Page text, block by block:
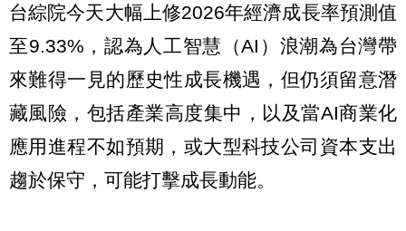
台綜院今天大幅上修2026年經濟成長率預測值
至9.33%，認為人工智慧（AI）浪潮為台灣帶
來難得一見的歷史性成長機遇，但仍須留意潛
藏風險，包括產業高度集中，以及當AI商業化
應用進程不如預期，或大型科技公司資本支出
趨於保守，可能打擊成長動能。